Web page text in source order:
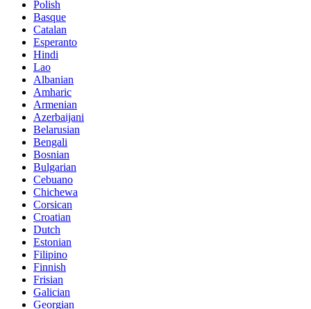
Polish
Basque
Catalan
Esperanto
Hindi
Lao
Albanian
Amharic
Armenian
Azerbaijani
Belarusian
Bengali
Bosnian
Bulgarian
Cebuano
Chichewa
Corsican
Croatian
Dutch
Estonian
Filipino
Finnish
Frisian
Galician
Georgian